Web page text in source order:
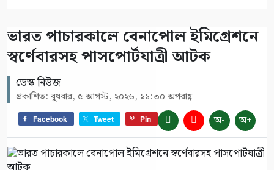
ভারত পাচারকালে বেনাপোল ইমিগ্রেশনে
স্বর্ণেবারসহ পাসপোর্টযাত্রী আটক
ডেস্ক নিউজ
প্রকাশিত: বুধবার, ৫ আগস্ট, ২০২৬, ১১:৩০ অপরাহ্ণ
Facebook Tweet Pin অ- অ+